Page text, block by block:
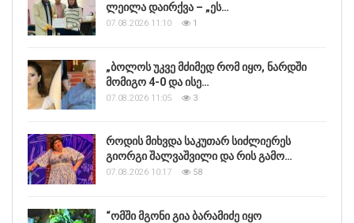
ლეილა დაირქვა – „ეს…
07.08.2026 11:10 1
„ბოლოს უკვე მძიმედ რომ იყო, ნარდში
მომიგო 4-0 და ისე…
07.08.2026 11:05 3
როდის მიხვდა საკუთარ სიძლიერეს
გიორგი შალვაშვილი და რის გამო…
07.08.2026 10:17 58
“ომში მგონი გია ბარამიძე იყო